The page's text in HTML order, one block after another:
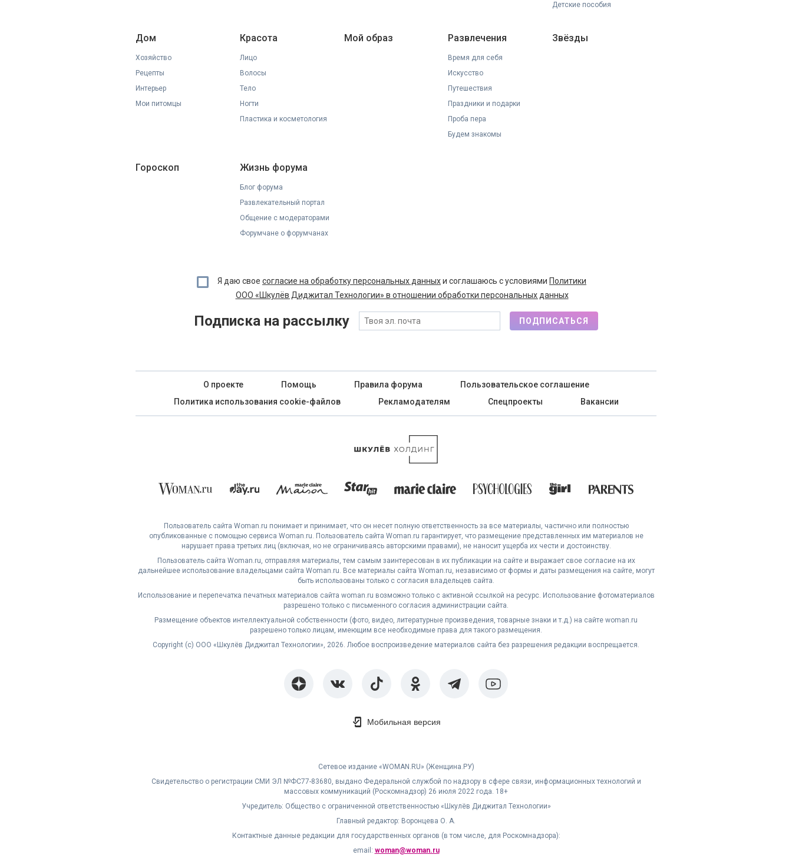
Детские пособия
Дом
Хозяйство
Рецепты
Интерьер
Мои питомцы
Красота
Лицо
Волосы
Тело
Ногти
Пластика и косметология
Мой образ Развлечения
Время для себя
Искусство
Путешествия
Праздники и подарки
Проба пера
Будем знакомы
Звёзды
Гороскоп Жизнь форума
Блог форума
Развлекательный портал
Общение с модераторами
Форумчане о форумчанах
Я даю свое согласие на обработку персональных данныхи соглашаюсь с условиями Политики
ООО «Шкулёв Диджитал Технологии» в отношении обработки персональных данных
Подписка на рассылку ПОДПИСАТЬСЯ
О проекте Помощь Правила форума
Пользовательское соглашение
Политика использования cookie-файлов
Рекламодателям Спецпроекты Вакансии
Пользователь сайта Woman.ru понимает и принимает, что он несет полную ответственность за все материалы, частично или полностью
опубликованные с помощью сервиса Woman.ru. Пользователь сайта Woman.ru гарантирует, что размещение представленных им материалов не
нарушает права третьих лиц (включая, но не ограничиваясь авторскими правами), не наносит ущерба их чести и достоинству.
Пользователь сайта Woman.ru, отправляя материалы, тем самым заинтересован в их публикации на сайте и выражает свое согласие на их
дальнейшее использование владельцами сайта Woman.ru. Все материалы сайта Woman.ru, независимо от формы и даты размещения на сайте, могут
быть использованы только с согласия владельцев сайта.
Использование и перепечатка печатных материалов сайта woman.ru возможно только с активной ссылкой на ресурс. Использование фотоматериалов
разрешено только с письменного согласия администрации сайта.
Размещение объектов интеллектуальной собственности (фото, видео, литературные произведения, товарные знаки и т.д.) на сайте woman.ru
разрешено только лицам, имеющим все необходимые права для такого размещения.
Copyright (с) ООО «Шкулёв Диджитал Технологии», 2026. Любое воспроизведение материалов сайта без разрешения редакции воспрещается.
Мобильная версия
Сетевое издание «WOMAN.RU» (Женщина.РУ)
Свидетельство о регистрации СМИ ЭЛ №ФС77-83680, выдано Федеральной службой по надзору в сфере связи, информационных технологий и
массовых коммуникаций (Роскомнадзор) 26 июля 2022 года. 18+
Учредитель: Общество с ограниченной ответственностью «Шкулёв Диджитал Технологии»
Главный редактор: Воронцева О. А.
Контактные данные редакции для государственных органов (в том числе, для Роскомнадзора):
email: woman@woman.ru